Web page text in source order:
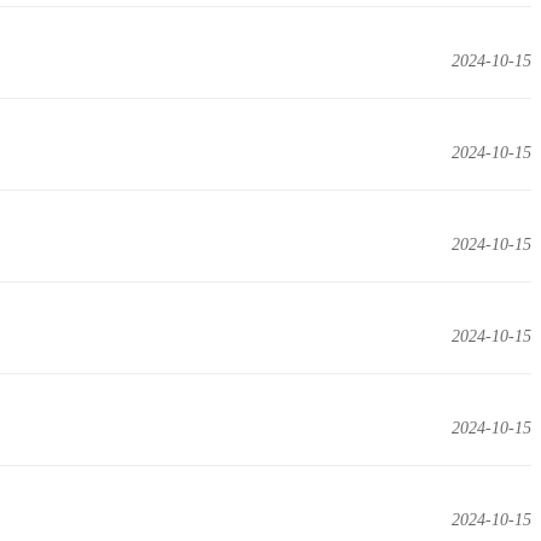
2024-10-15
2024-10-15
2024-10-15
2024-10-15
2024-10-15
2024-10-15